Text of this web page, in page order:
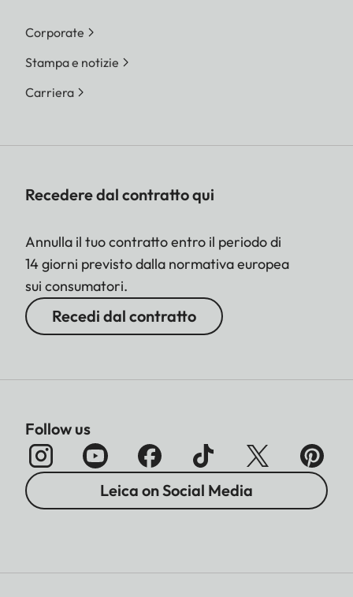
Corporate
Stampa e notizie
Carriera
Recedere dal contratto qui
Annulla il tuo contratto entro il periodo di
14 giorni previsto dalla normativa europea
sui consumatori.
Recedi dal contratto
Follow us
Leica on Social Media